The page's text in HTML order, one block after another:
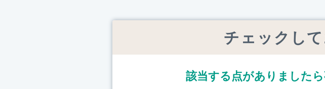
チェックし
該当する点がありましたら